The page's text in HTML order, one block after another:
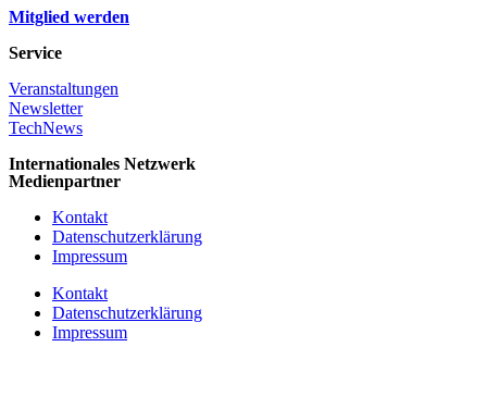
Mitglied werden
Service
Veranstaltungen
Newsletter
TechNews
Internationales Netzwerk
Medienpartner
Kontakt
Datenschutzerklärung
Impressum
Kontakt
Datenschutzerklärung
Impressum